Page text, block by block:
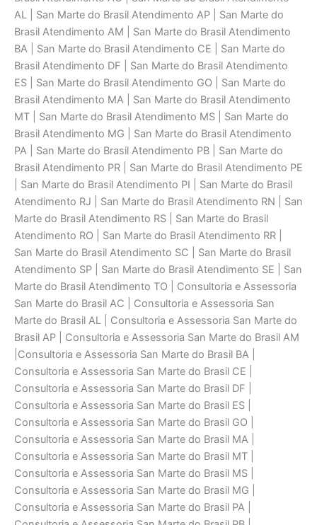
AL | San Marte do Brasil Atendimento AP | San Marte do
Brasil Atendimento AM | San Marte do Brasil Atendimento
BA | San Marte do Brasil Atendimento CE | San Marte do
Brasil Atendimento DF | San Marte do Brasil Atendimento
ES | San Marte do Brasil Atendimento GO | San Marte do
Brasil Atendimento MA | San Marte do Brasil Atendimento
MT | San Marte do Brasil Atendimento MS | San Marte do
Brasil Atendimento MG | San Marte do Brasil Atendimento
PA | San Marte do Brasil Atendimento PB | San Marte do
Brasil Atendimento PR | San Marte do Brasil Atendimento PE
| San Marte do Brasil Atendimento PI | San Marte do Brasil
Atendimento RJ | San Marte do Brasil Atendimento RN | San
Marte do Brasil Atendimento RS | San Marte do Brasil
Atendimento RO | San Marte do Brasil Atendimento RR |
San Marte do Brasil Atendimento SC | San Marte do Brasil
Atendimento SP | San Marte do Brasil Atendimento SE | San
Marte do Brasil Atendimento TO | Consultoria e Assessoria
San Marte do Brasil AC | Consultoria e Assessoria San
Marte do Brasil AL | Consultoria e Assessoria San Marte do
Brasil AP | Consultoria e Assessoria San Marte do Brasil AM
|Consultoria e Assessoria San Marte do Brasil BA |
Consultoria e Assessoria San Marte do Brasil CE |
Consultoria e Assessoria San Marte do Brasil DF |
Consultoria e Assessoria San Marte do Brasil ES |
Consultoria e Assessoria San Marte do Brasil GO |
Consultoria e Assessoria San Marte do Brasil MA |
Consultoria e Assessoria San Marte do Brasil MT |
Consultoria e Assessoria San Marte do Brasil MS |
Consultoria e Assessoria San Marte do Brasil MG |
Consultoria e Assessoria San Marte do Brasil PA |